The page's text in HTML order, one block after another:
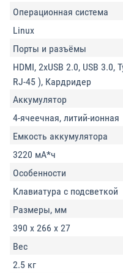
Операционная система
Linux
Порты и разъёмы
HDMI, 2xUSB 2.0, USB
RJ-45 ), Кардридер
Аккумулятор
4-ячеечная, литий-ионная
Емкость аккумулятора
3220 мА*ч
Особенности
Клавиатура с подсветкой
Размеры, мм
390 x 266 x 27
Вес
2.5 кг